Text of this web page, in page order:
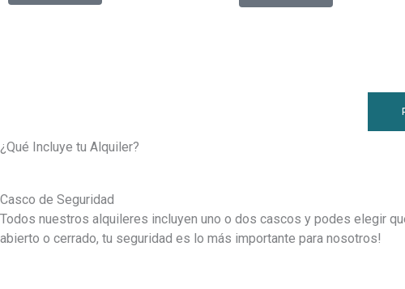
¿Qué Incluye tu Alquiler?
Casco de Seguridad
Todos nuestros alquileres incluyen uno o dos cascos y podes elegir
abierto o cerrado, tu seguridad es lo más importante para nosotros!